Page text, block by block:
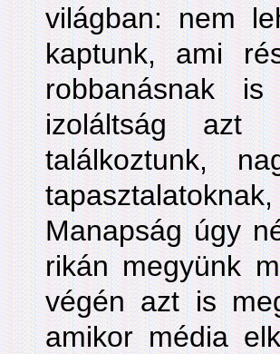
világban: nem
kaptunk, ami
robbanásnak
izoláltság azt
találkoztunk,
Manapság úgy
rikán megyünk
végén azt is
amikor média